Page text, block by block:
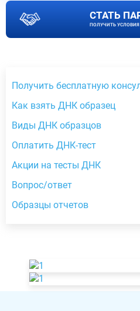
СТАТЬ
ПОЛУЧИТЬ
Получить бесплатную
Как взять ДНК образец
Виды ДНК образцов
Оплатить ДНК-тест
Акции на тесты ДНК
Вопрос/ответ
Образцы отчетов